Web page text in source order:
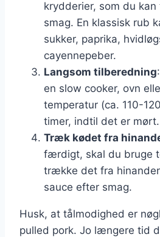
krydderier, som du
smag. En klassisk rub
sukker, paprika,
cayennepeber.
Langsom tilberedning
en slow cooker, ovn
temperatur (ca. 110-
timer, indtil det er mørt.
Træk kødet fra
færdigt, skal du bruge
trække det fra
sauce efter smag.
Husk, at tålmodighed er
pulled pork. Jo længere tid